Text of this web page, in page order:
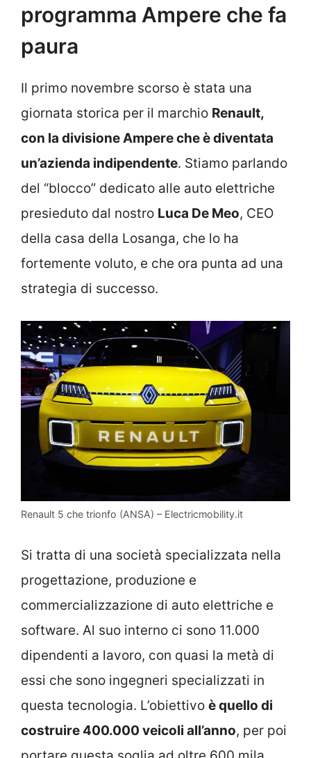
programma Ampere che fa
paura
Il primo novembre scorso è stata una
giornata storica per il marchio Renault,
con la divisione Ampere che è diventata
un’azienda indipendente. Stiamo parlando
del “blocco” dedicato alle auto elettriche
presieduto dal nostro Luca De Meo, CEO
della casa della Losanga, che lo ha
fortemente voluto, e che ora punta ad una
strategia di successo.
Renault 5 che trionfo (ANSA) – Electricmobility.it
Si tratta di una società specializzata nella
progettazione, produzione e
commercializzazione di auto elettriche e
software. Al suo interno ci sono 11.000
dipendenti a lavoro, con quasi la metà di
essi che sono ingegneri specializzati in
questa tecnologia. L’obiettivo è quello di
costruire 400.000 veicoli all’anno, per poi